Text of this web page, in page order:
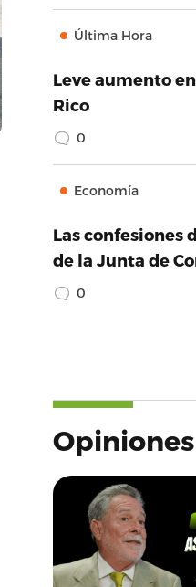
Última Hora
Leve aumento
Rico
0
Economía
Las confesiones
de la Junta de
0
Opiniones